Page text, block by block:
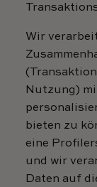
Wir
Nutzung)
bieten zu
eine
und wir
Daten auf